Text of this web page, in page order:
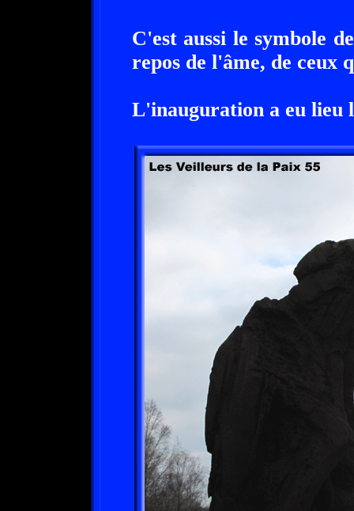
C'est aussi le symbole
repos de l'âme, de ceux
L'inauguration a eu lieu